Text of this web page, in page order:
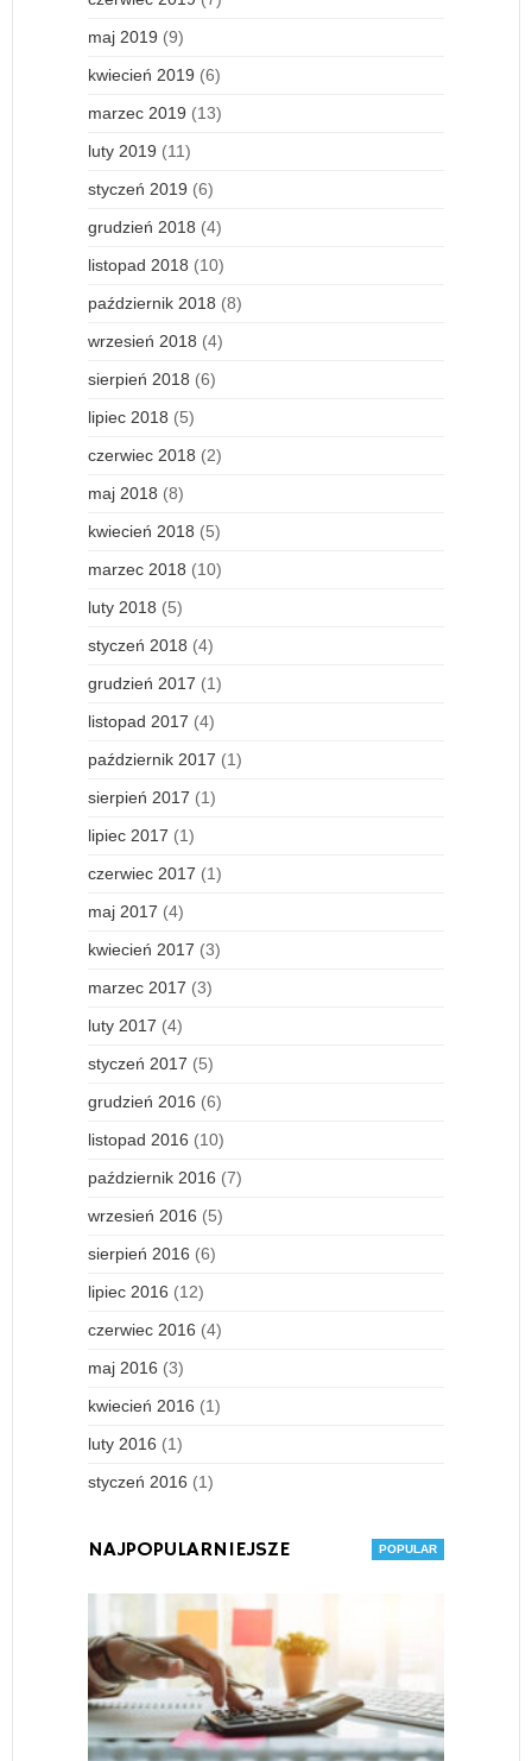
maj 2019 (9)
kwiecień 2019 (6)
marzec 2019 (13)
luty 2019 (11)
styczeń 2019 (6)
grudzień 2018 (4)
listopad 2018 (10)
październik 2018 (8)
wrzesień 2018 (4)
sierpień 2018 (6)
lipiec 2018 (5)
czerwiec 2018 (2)
maj 2018 (8)
kwiecień 2018 (5)
marzec 2018 (10)
luty 2018 (5)
styczeń 2018 (4)
grudzień 2017 (1)
listopad 2017 (4)
październik 2017 (1)
sierpień 2017 (1)
lipiec 2017 (1)
czerwiec 2017 (1)
maj 2017 (4)
kwiecień 2017 (3)
marzec 2017 (3)
luty 2017 (4)
styczeń 2017 (5)
grudzień 2016 (6)
listopad 2016 (10)
październik 2016 (7)
wrzesień 2016 (5)
sierpień 2016 (6)
lipiec 2016 (12)
czerwiec 2016 (4)
maj 2016 (3)
kwiecień 2016 (1)
luty 2016 (1)
styczeń 2016 (1)
NAJPOPULARNIEJSZE